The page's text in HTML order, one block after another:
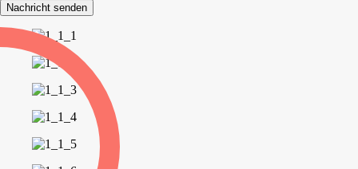
Nachricht senden